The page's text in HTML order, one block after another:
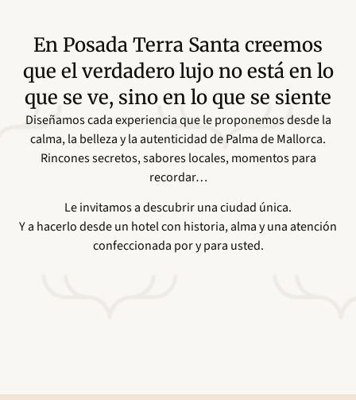
En Posada Terra Santa creemos
que el verdadero lujo no está en lo
que se ve, sino en lo que se siente
Diseñamos cada experiencia que le proponemos desde la
calma, la belleza y la autenticidad de Palma de Mallorca.
Rincones secretos, sabores locales, momentos para
recordar…
Le invitamos a descubrir una ciudad única.
Y a hacerlo desde un hotel con historia, alma y una atención
confeccionada por y para usted.